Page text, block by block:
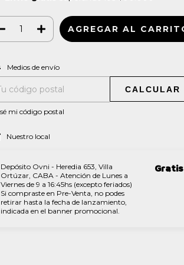
para el CP:
Medios de envío
CALCULAR
mi código postal
Nuestro local
Depósito Ovni - Heredia 653, Villa
Ortúzar, CABA - Atención de Lunes a
Viernes de 9 a 16:45hs (excepto feriados)
Si compraste en Pre-Venta, no podes
retirar hasta la fecha de lanzamiento,
indicada en el banner promocional.
Gratis